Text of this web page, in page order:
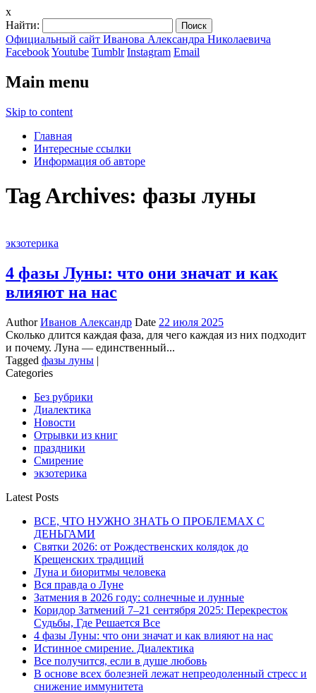
x
Найти:
Официальный сайт Иванова Александра Николаевича
FacebookYoutube Tumblr Instagram Email
Main menu
Skip to content
Главная
Интересные ссылки
Информация об авторе
Tag Archives: фазы луны
экзотерика
4 фазы Луны: что они значат и как
влияют на нас
AuthorИванов Александр Date 22 июля 2025
Сколько длится каждая фаза, для чего каждая из них подходит
и почему. Луна — единственный...
Tagged фазы луны |
Categories
Без рубрики
Диалектика
Новости
Отрывки из книг
праздники
Смирение
экзотерика
Latest Posts
ВСЕ, ЧТО НУЖНО ЗНАТЬ О ПРОБЛЕМАХ С
ДЕНЬГАМИ
Святки 2026: от Рождественских колядок до
Крещенских традиций
Луна и биоритмы человека
Вся правда о Луне
Затмения в 2026 году: солнечные и лунные
Коридор Затмений 7–21 сентября 2025: Перекресток
Судьбы, Где Решается Все
4 фазы Луны: что они значат и как влияют на нас
Истинное смирение. Диалектика
Все получится, если в душе любовь
В основе всех болезней лежат непреодоленный стресс и
снижение иммунитета